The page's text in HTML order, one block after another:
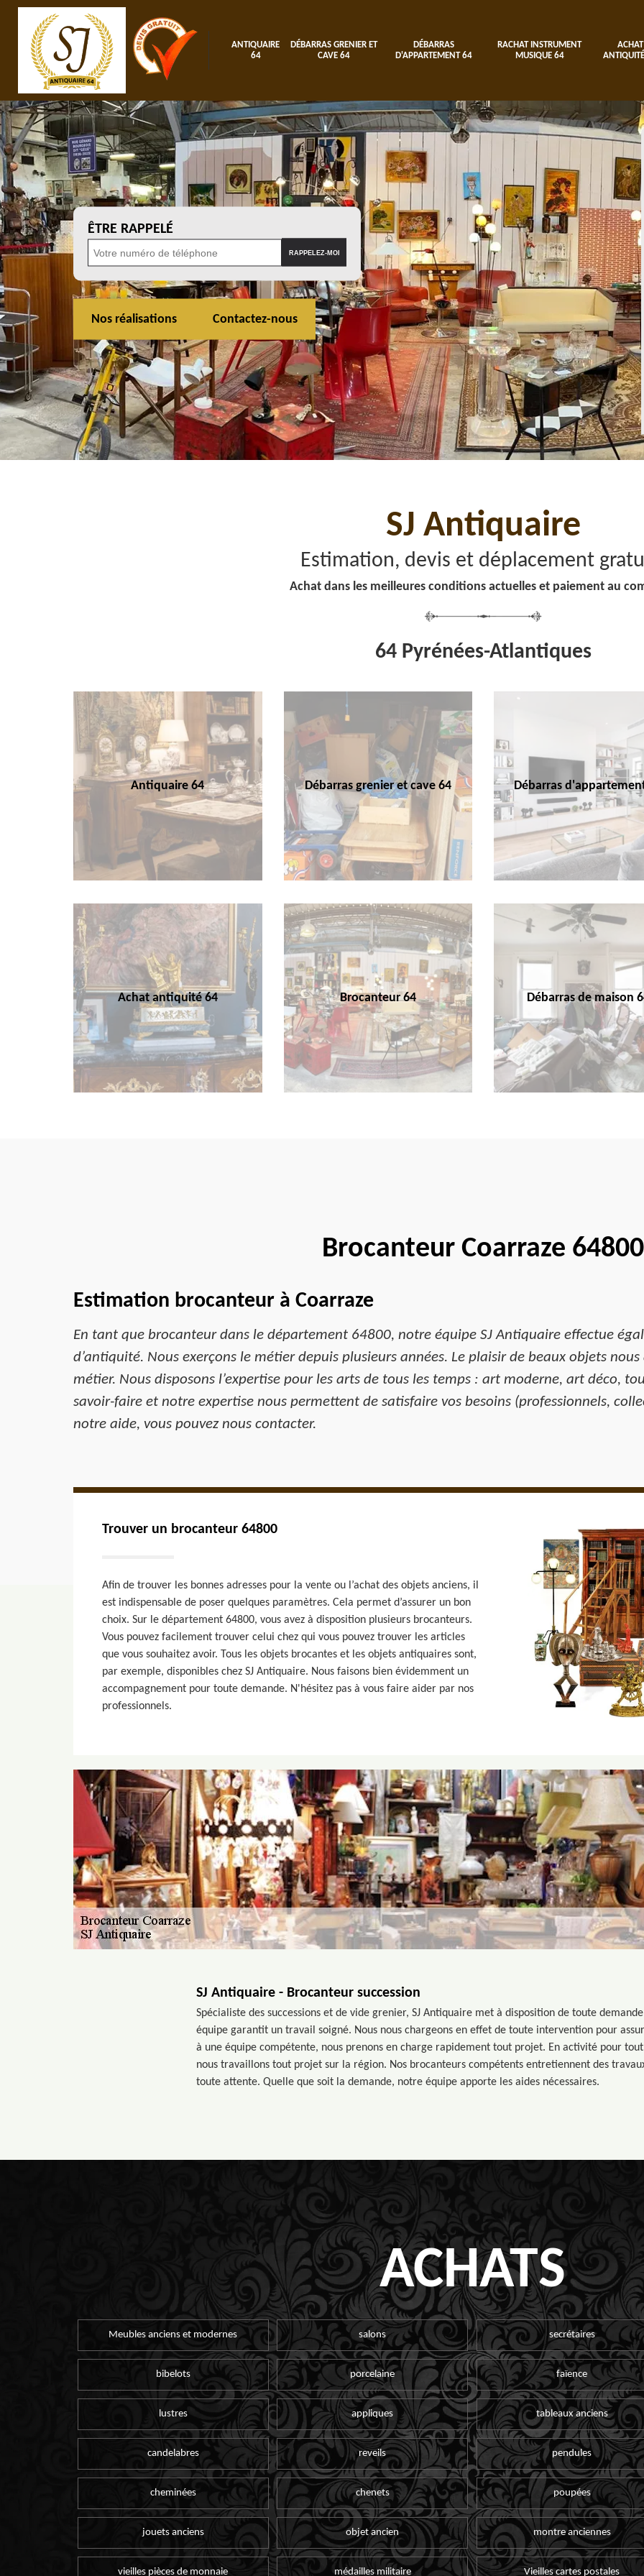
ANTIQUAIRE
64
DÉBARRAS GRENIER ET
CAVE 64
DÉBARRAS
D'APPARTEMENT 64
RACHAT INSTRUMENT
MUSIQUE 64
ACHAT
ÊTRE RAPPELÉ
Nos réalisations Contactez-nous
SJ Antiquaire
Estimation, devis et déplacement
Achat dans les meilleures conditions actuelles et paiement au
64 Pyrénées-Atlantiques
Antiquaire 64 Débarras grenier et cave 64 Débarras
Achat antiquité 64 Brocanteur 64 Débarras de maison
Brocanteur Coarraze 64800
Estimation brocanteur à Coarraze
En tant que brocanteur dans le département 64800, notre équipe SJ Antiquaire effectue
d’antiquité. Nous exerçons le métier depuis plusieurs années. Le plaisir de beaux objets
métier. Nous disposons l’expertise pour les arts de tous les temps : art moderne, art déco,
savoir-faire et notre expertise nous permettent de satisfaire vos besoins (professionnels,
notre aide, vous pouvez nous contacter.
Trouver un brocanteur 64800
Afin de trouver les bonnes adresses pour la vente ou l’achat des objets anciens, il
est indispensable de poser quelques paramètres. Cela permet d’assurer un bon
choix. Sur le département 64800, vous avez à disposition plusieurs brocanteurs.
Vous pouvez facilement trouver celui chez qui vous pouvez trouver les articles
que vous souhaitez avoir. Tous les objets brocantes et les objets antiquaires sont,
par exemple, disponibles chez SJ Antiquaire. Nous faisons bien évidemment un
accompagnement pour toute demande. N'hésitez pas à vous faire aider par nos
professionnels.
SJ Antiquaire - Brocanteur succession
Spécialiste des successions et de vide grenier, SJ Antiquaire met à disposition de toute
équipe garantit un travail soigné. Nous nous chargeons en effet de toute intervention pour
à une équipe compétente, nous prenons en charge rapidement tout projet. En activité pour
nous travaillons tout projet sur la région. Nos brocanteurs compétents entretiennent des
toute attente. Quelle que soit la demande, notre équipe apporte les aides nécessaires.
ACHATS
Meubles anciens et modernes salons secrétaires
bibelots porcelaine faïence
lustres appliques tableaux anciens
candelabres reveils pendules
cheminées chenets poupées
jouets anciens objet ancien montre anciennes
vieilles pièces de monnaie médailles militaire Vieilles cartes postales